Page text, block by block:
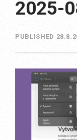
2025-
PUBLISHED